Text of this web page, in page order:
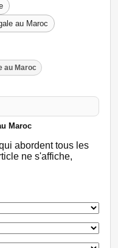
au Maroc
au Maroc
Maroc
abordent tous les
ne s'affiche,